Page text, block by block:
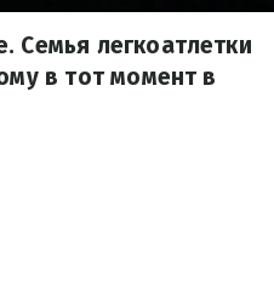
Семья легкоатлетки
в тот момент в